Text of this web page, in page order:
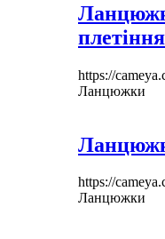
https://
Ланцюжки
https://
Ланцюжки